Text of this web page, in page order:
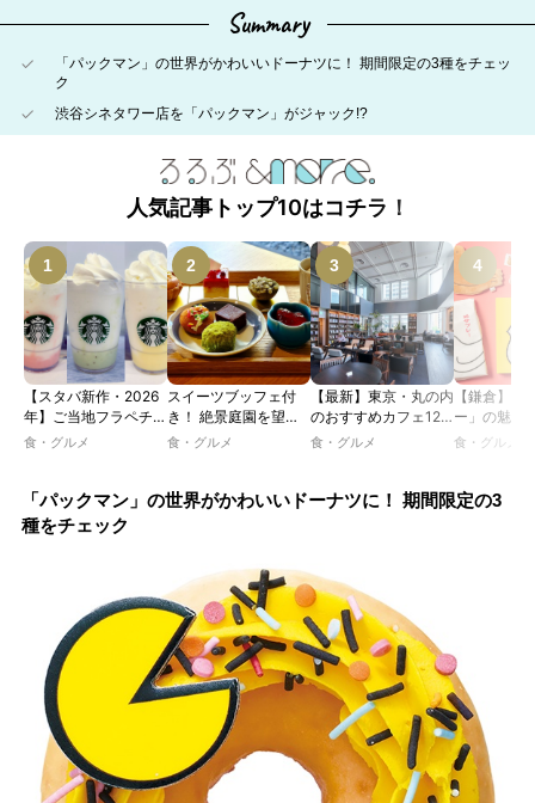
Summary
「パックマン」の世界がかわいいドーナツに！ 期間限定の3種をチェッ
ク
渋谷シネタワー店を「パックマン」がジャック!?
人気記事トップ10はコチラ！
【スタバ新作・2026
年】ご当地フラペチー
ノが新登場！ 地域と
JIMOTO
PROGRAM」が青
森・群馬・沖縄で始
食・グルメ
スイーツブッフェ付
き！ 絶景庭園を望む
ホテルレストランで味
ツトレンドVol.105】
食・グルメ
【最新】東京・丸の内
のおすすめカフェ12
選｜ひとりでゆったり
るカフェ、優雅なホテ
食・グルメ
【鎌倉】「
ー」の魅力
説！ 定番商
食・グルメ
「パックマン」の世界がかわいいドーナツに！ 期間限定の3
種をチェック